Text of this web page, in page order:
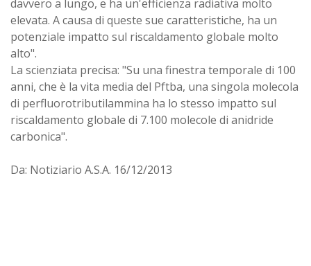
davvero a lungo, e ha un'efficienza radiativa molto
elevata. A causa di queste sue caratteristiche, ha un
potenziale impatto sul riscaldamento globale molto
alto".
La scienziata precisa: "Su una finestra temporale di 100
anni, che è la vita media del Pftba, una singola molecola
di perfluorotributilammina ha lo stesso impatto sul
riscaldamento globale di 7.100 molecole di anidride
carbonica".
Da: Notiziario A.S.A. 16/12/2013